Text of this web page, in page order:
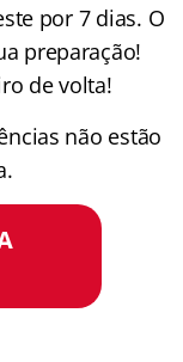
por 7 dias. O
preparação!
de volta!
não estão